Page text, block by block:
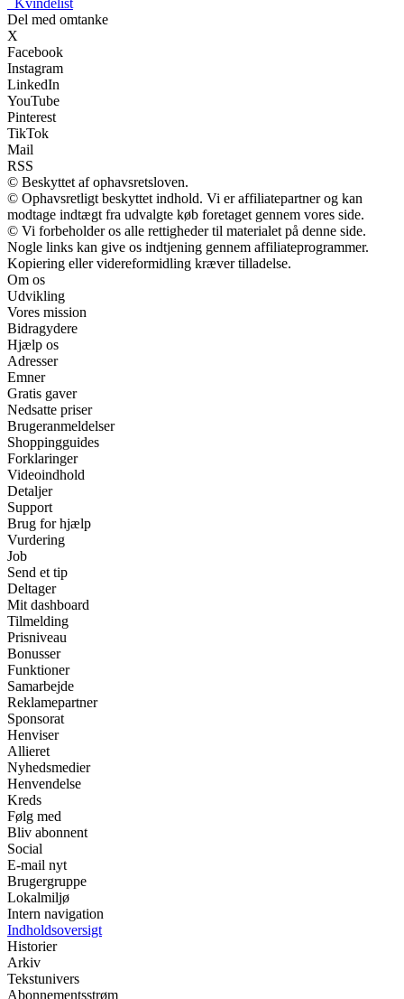
Del med omtanke
X
Facebook
Instagram
LinkedIn
YouTube
Pinterest
TikTok
Mail
RSS
© Beskyttet af ophavsretsloven.
© Ophavsretligt beskyttet indhold. Vi er affiliatepartner og kan
modtage indtægt fra udvalgte køb foretaget gennem vores side.
© Vi forbeholder os alle rettigheder til materialet på denne side.
Nogle links kan give os indtjening gennem affiliateprogrammer.
Kopiering eller videreformidling kræver tilladelse.
Om os
Udvikling
Vores mission
Bidragydere
Hjælp os
Adresser
Emner
Gratis gaver
Nedsatte priser
Brugeranmeldelser
Shoppingguides
Forklaringer
Videoindhold
Detaljer
Support
Brug for hjælp
Vurdering
Job
Send et tip
Deltager
Mit dashboard
Tilmelding
Prisniveau
Bonusser
Funktioner
Samarbejde
Reklamepartner
Sponsorat
Henviser
Allieret
Nyhedsmedier
Henvendelse
Kreds
Følg med
Bliv abonnent
Social
E-mail nyt
Brugergruppe
Lokalmiljø
Intern navigation
Indholdsoversigt
Historier
Arkiv
Tekstunivers
Abonnementsstrøm